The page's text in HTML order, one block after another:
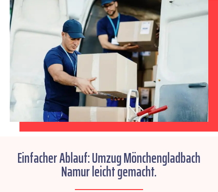
Einfacher Ablauf: Umzug Mönchengladbach
Namur leicht gemacht.